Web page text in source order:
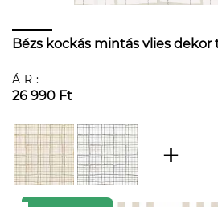
Bézs kockás mintás vlies dekor
ÁR:
26 990 Ft